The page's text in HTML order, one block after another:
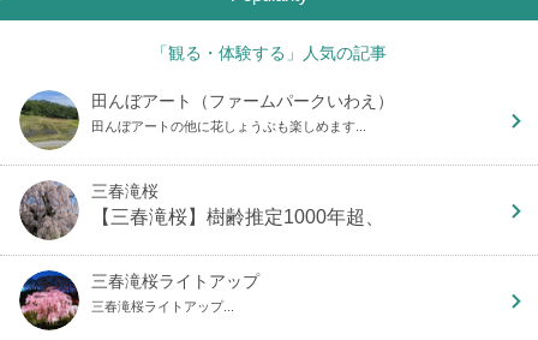
「観る・体験する」人気の記事
田んぼアート（ファームパークいわえ）
田んぼアートの他に花しょうぶも楽しめます...
三春滝桜
【三春滝桜】樹齢推定1000年超、
三春滝桜ライトアップ
三春滝桜ライトアップ...